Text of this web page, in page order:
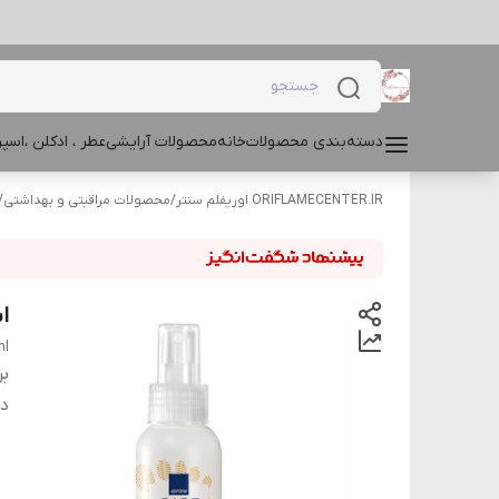
دسته‌بندی محصولاتخانهمحصولات آرایشیعطر ، ادکلن
ORIFLAMECENTER.IR اوریفلم سنتر /محصولات مراقبتی و بهداشتی